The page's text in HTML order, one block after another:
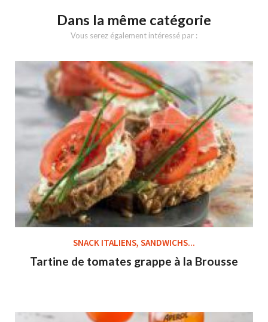
Dans la même catégorie
Vous serez également intéressé par :
SNACK ITALIENS, SANDWICHS...
Tartine de tomates grappe à la Brousse